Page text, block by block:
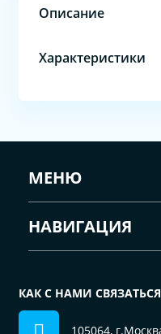
Описание
Характеристики
МЕНЮ
НАВИГАЦИЯ
КАК С НАМИ СВЯЗАТЬСЯ
105064,